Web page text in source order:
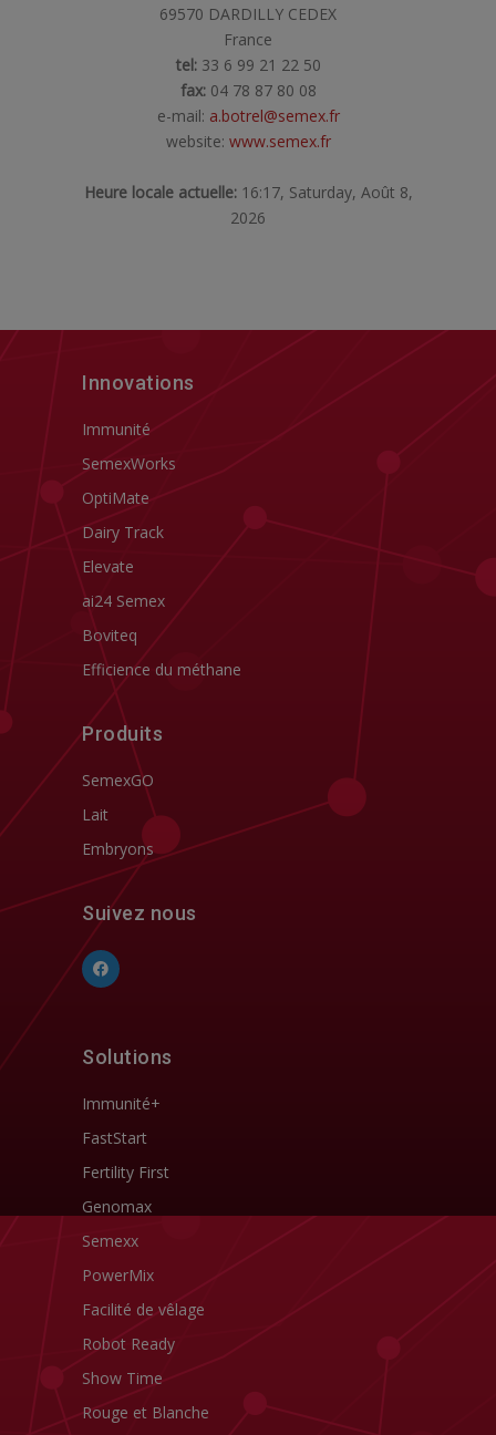
69570 DARDILLY CEDEX
France
tel: 33 6 99 21 22 50
fax: 04 78 87 80 08
e-mail: a.botrel@semex.fr
website: www.semex.fr
Heure locale actuelle:16:17, Saturday, Août 8,
2026
Innovations
Immunité
SemexWorks
OptiMate
Dairy Track
Elevate
ai24 Semex
Boviteq
Efficience du méthane
Produits
SemexGO
Lait
Embryons
Suivez nous
Solutions
Immunité+
FastStart
Fertility First
Genomax
Semexx
PowerMix
Facilité de vêlage
Robot Ready
Show Time
Rouge et Blanche